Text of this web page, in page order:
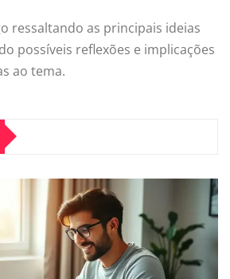
ressaltando as principais ideias
possíveis reflexões e implicações
ao tema.